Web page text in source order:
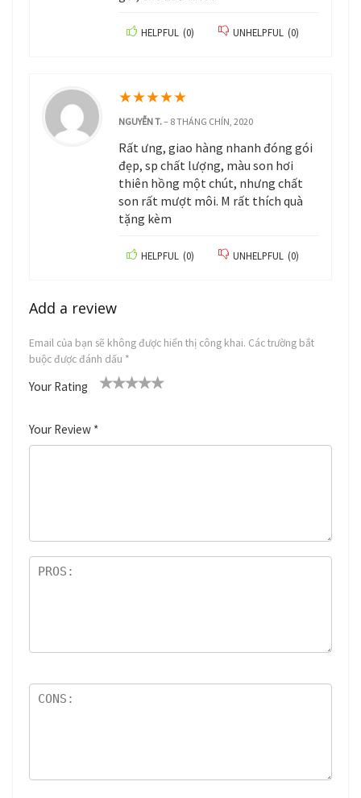
HELPFUL (0) UNHELPFUL (0)
★★★★★
NGUYỄN T.– 8 THÁNG CHÍN, 2020
Rất ưng, giao hàng nhanh đóng gói
đẹp, sp chất lượng, màu son hơi
thiên hồng một chút, nhưng chất
son rất mượt môi. M rất thích quà
tặng kèm
HELPFUL (0) UNHELPFUL (0)
Add a review
Email của bạn sẽ không được hiển thị công khai. Các trường bắt
buộc được đánh dấu *
Your Rating
Your Review *